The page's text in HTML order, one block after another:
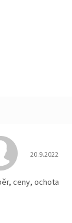
Hodnocení
20.9.2022
ceny, ochota